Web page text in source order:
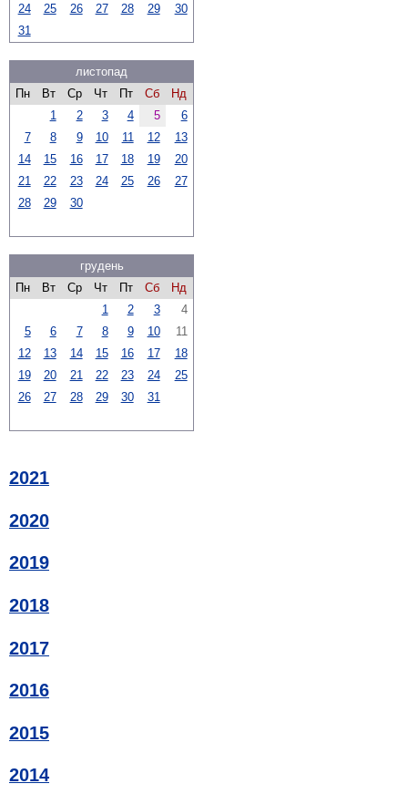
24
25 26 27 28 29
30
31
листопад
Пн
Вт Ср Чт Пт Сб
Нд
1
2 3 4 5
6
7
8 9 10 11 12
13
14
15 16 17 18 19
20
21
22 23 24 25 26
27
28
29 30
грудень
Пн
Вт Ср Чт Пт Сб
Нд
1
2 3
4
5
6 7 8 9 10
11
12
13 14 15 16 17
18
19
20 21 22 23 24
25
26
27 28 29 30 31
2021
2020
2019
2018
2017
2016
2015
2014